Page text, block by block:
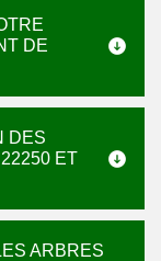
DE
DES
ET
ARBRES